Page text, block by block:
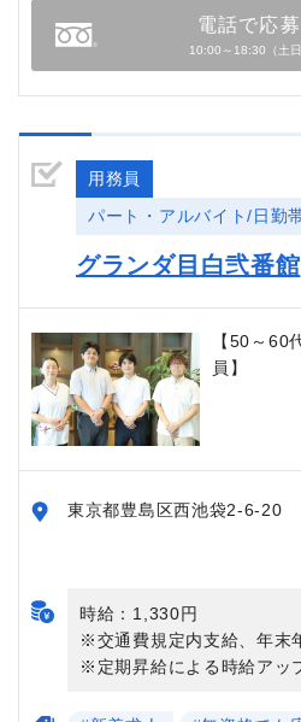
電話で応
10:00～18:30（土日
用務員
パート・アルバイト/日勤
グランダ目白弐番館
【50～60
員】
東京都豊島区西池袋2-6-20
時給：1,330円
※交通費規定内支給、年末
※定期昇給による時給アッ